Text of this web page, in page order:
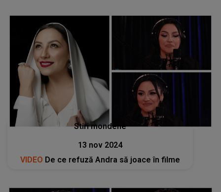
Stiri mondene
13 nov 2024
VIDEO De ce refuză Andra să joace în filme